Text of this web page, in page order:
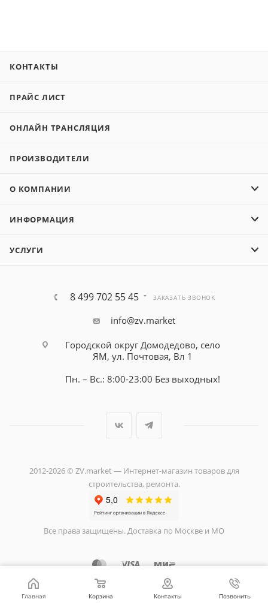
КОНТАКТЫ
ПРАЙС ЛИСТ
ОНЛАЙН ТРАНСЛЯЦИЯ
ПРОИЗВОДИТЕЛИ
О КОМПАНИИ
ИНФОРМАЦИЯ
УСЛУГИ
8 499 702 55 45 ЗАКАЗАТЬ ЗВОНОК
info@zv.market
Городской округ Домодедово, село
ЯМ, ул. Почтовая, Вл 1
Пн. – Вс.: 8:00-23:00 Без выходных!
2012-2026 © ZV.market — Интернет-магазин товаров для
строительства, ремонта.
Все права защищены. Доставка по Москве и МО
Главная Корзина Контакты Позвонить